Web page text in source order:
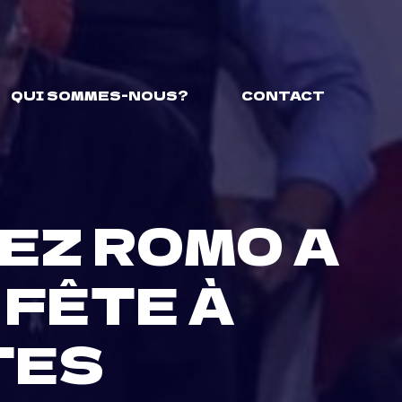
QUI SOMMES-NOUS? CONTACT
ROMO A
À